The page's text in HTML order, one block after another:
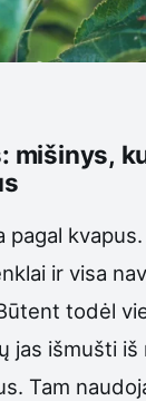
mišinys,
pagal
ir visa
todėl
jas išmušti iš
Tam